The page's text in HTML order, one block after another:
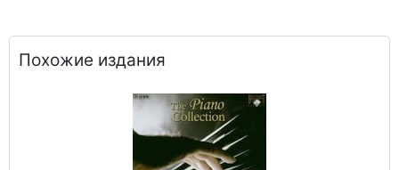
Похожие издания